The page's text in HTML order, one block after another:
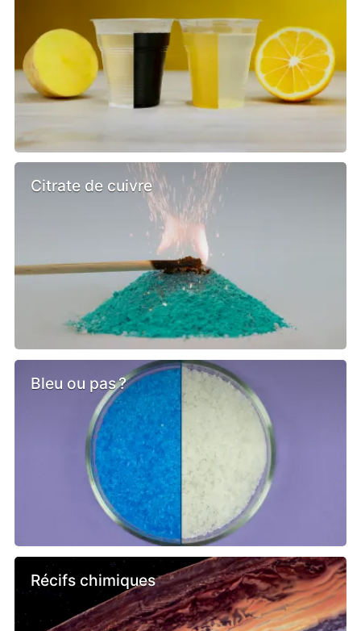
Citrate de cuivre
Bleu ou pas ?
Récifs chimiques